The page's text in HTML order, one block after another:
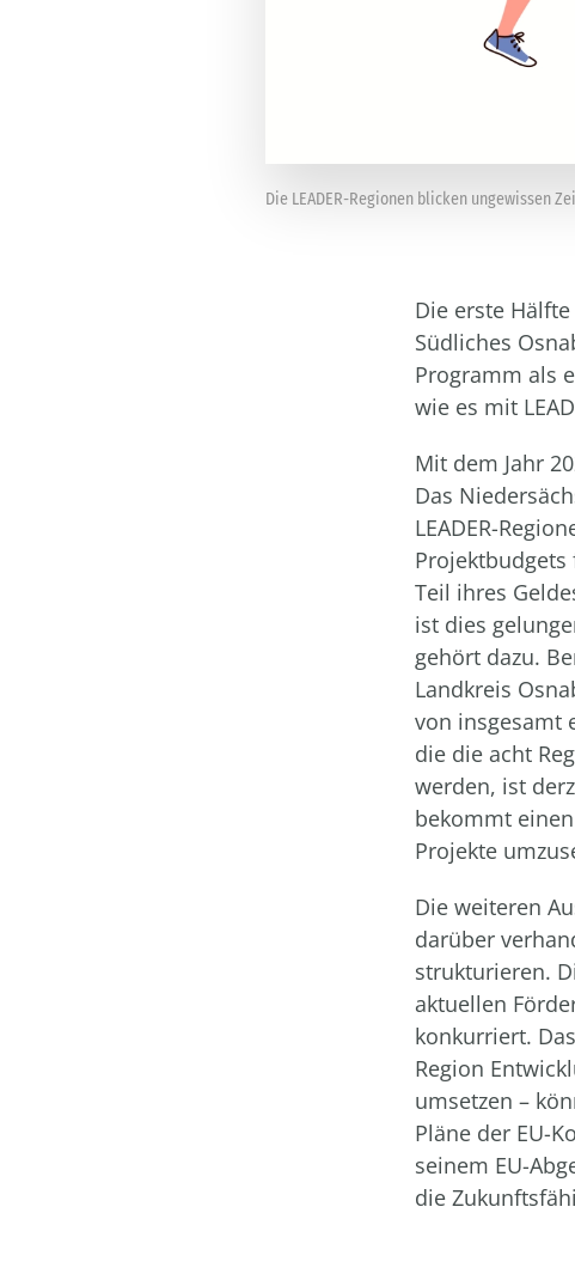
Die LEADER-Regionen blicken ungewissen
Die erste
Südliches
Programm als
wie es mit
Mit dem Jahr
Das
LEADER-
Teil ihres
ist dies
gehört dazu.
Landkreis
von insgesamt
die die acht
werden, ist
bekommt
Projekte
Die weiteren
darüber
strukturieren.
aktuellen
konkurriert.
Region
umsetzen –
Pläne der EU-
seinem EU-
die